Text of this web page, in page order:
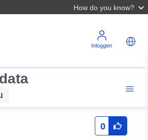
How do you know?
Inloggen
0